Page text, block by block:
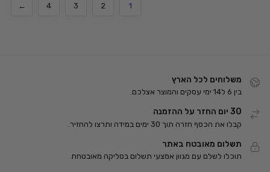
1
2
3
4
←
משלוחים לכל הארץ
בין 6 ל14 ימי עסקים והמוצר אצלכם.
30 יום החזר על ההזמנה
קבלו את הכסף חזרה תוך 30 ימים במידה ותרצו להחזיר.
תשלום מאובטח באתר
תוכלו לשלם עם מגוון אמצעי תשלום בסליקה מאובטחת